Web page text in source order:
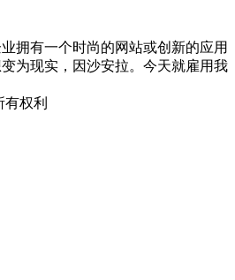
拥有一个时尚的网站或创新的应用
为现实，因沙安拉。今天就雇用我
权利